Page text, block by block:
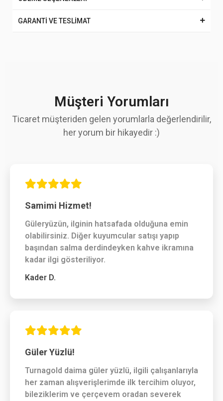
GARANTİ VE TESLİMAT
Müşteri Yorumları
Ticaret müşteriden gelen yorumlarla değerlendirilir,
her yorum bir hikayedir :)
Samimi Hizmet!
Güleryüzün, ilginin hatsafada olduğuna emin
olabilirsiniz. Diğer kuyumcular satışı yapıp
başından salma derdindeyken kahve ikramına
kadar ilgi gösteriliyor.
Kader D.
Güler Yüzlü!
Turnagold daima güler yüzlü, ilgili çalışanlarıyla
her zaman alışverişlerimde ilk tercihim oluyor,
bileziklerim ve çerçevem oradan severek